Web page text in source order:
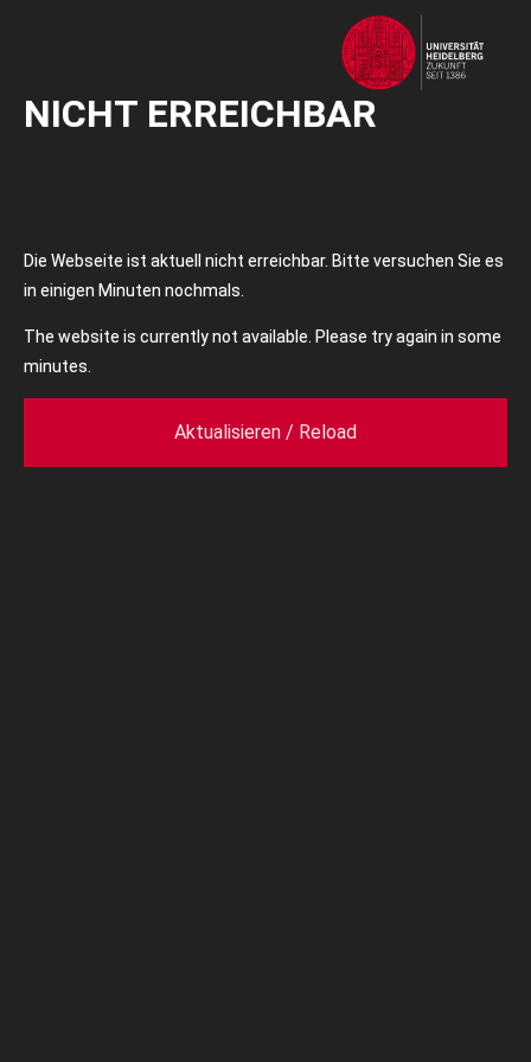
NICHT ERREICHBAR
Die Webseite ist aktuell nicht erreichbar. Bitte versuchen Sie es
in einigen Minuten nochmals.
The website is currently not available. Please try again in some
minutes.
Aktualisieren / Reload